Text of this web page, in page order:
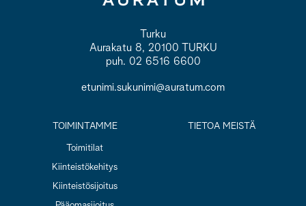
Turku
Aurakatu 8, 20100 TURKU
puh. 02 6516 6600
etunimi.sukunimi@auratum.com
TOIMINTAMME
Toimitilat
Kiinteistökehitys
Kiinteistösijoitus
TIETOA MEISTÄ